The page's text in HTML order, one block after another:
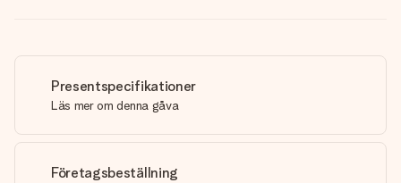
Presentspecifikationer
Läs mer om denna gåva
Företagsbeställning